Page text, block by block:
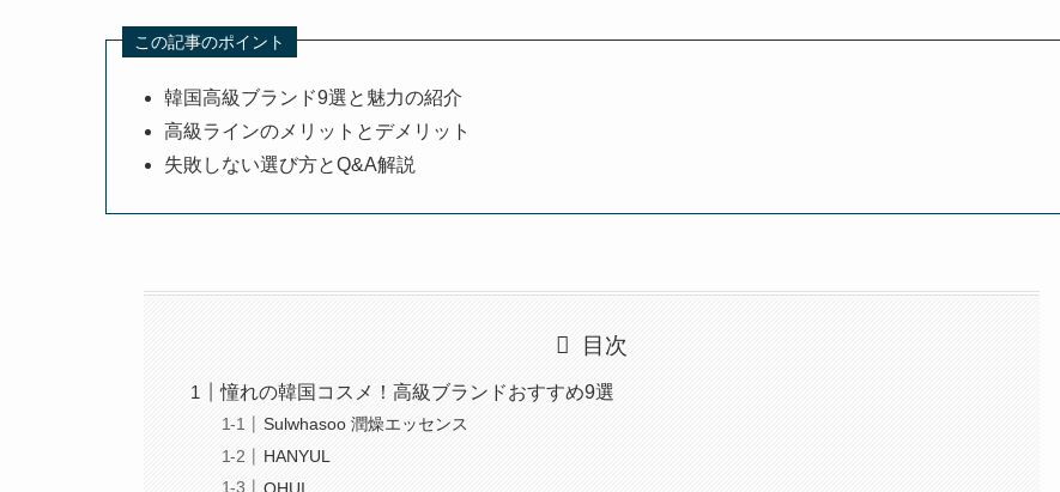
この記事のポイント
韓国高級ブランド9選と魅力の紹介
高級ラインのメリットとデメリット
失敗しない選び方とQ&A解説
目次
憧れの韓国コスメ！高級ブランドおすすめ9選
Sulwhasoo 潤燥エッセンス
HANYUL
OHUI